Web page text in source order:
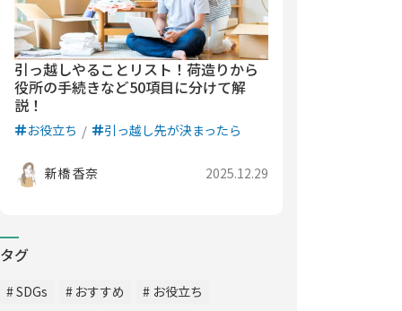
引っ越しやることリスト！荷造りから
役所の手続きなど50項目に分けて解
説！
お役立ち 引っ越し先が決まったら
新橋 香奈 2025.12.29
タグ
SDGs おすすめ
お役立ち